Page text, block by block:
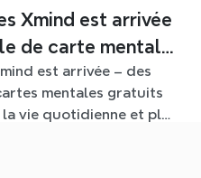
Xmind est arrivée
de carte mentale
est arrivée – des
mentales gratuits
vie quotidienne et plus